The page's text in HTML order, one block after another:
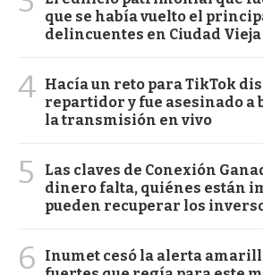
que se había vuelto el
delincuentes en Ciudad Vieja
4 Hacía un reto para TikTok
repartidor y fue asesinado a
la transmisión en vivo
5
Las claves de Conexión
dinero falta, quiénes están
pueden recuperar los
6
Inumet cesó la alerta